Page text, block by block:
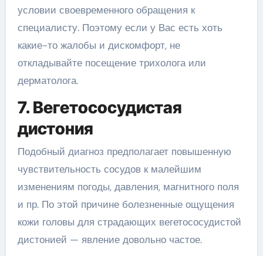
условии своевременного обращения к
специалисту. Поэтому если у Вас есть хоть
какие-то жалобы и дискомфорт, не
откладывайте посещение трихолога или
дерматолога.
7. Вегетососудистая
дистония
Подобный диагноз предполагает повышенную
чувствительность сосудов к малейшим
изменениям погоды, давления, магнитного поля
и пр. По этой причине болезненные ощущения
кожи головы для страдающих вегетососудистой
дистонией — явление довольно частое.